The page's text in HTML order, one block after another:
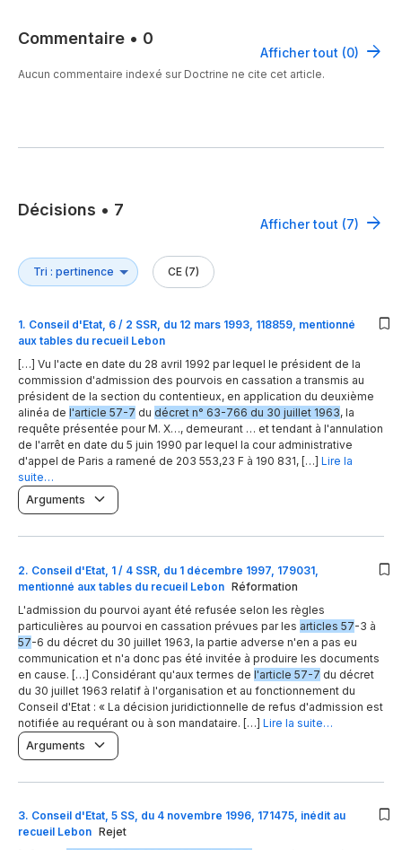
Commentaire • 0
Afficher tout (0)
Aucun commentaire indexé sur Doctrine ne cite cet article.
Décisions • 7
Afficher tout (7)
CE (7)
1. Conseil d'Etat, 6 / 2 SSR, du 12 mars 1993, 118859, mentionné
aux tables du recueil Lebon
[…] Vu l'acte en date du 28 avril 1992 par lequel le président de la
commission d'admission des pourvois en cassation a transmis au
président de la section du contentieux, en application du deuxième
alinéa de l'article 57-7 du décret n° 63-766 du 30 juillet 1963, la
requête présentée pour M. X…, demeurant … et tendant à l'annulation
de l'arrêt en date du 5 juin 1990 par lequel la cour administrative
d'appel de Paris a ramené de 203 553,23 F à 190 831, […] Lire la
suite…
Arguments
2. Conseil d'Etat, 1 / 4 SSR, du 1 décembre 1997, 179031,
mentionné aux tables du recueil Lebon Réformation
L'admission du pourvoi ayant été refusée selon les règles
particulières au pourvoi en cassation prévues par les articles 57-3 à
57-6 du décret du 30 juillet 1963, la partie adverse n'en a pas eu
communication et n'a donc pas été invitée à produire les documents
en cause. […] Considérant qu'aux termes de l'article 57-7 du décret
du 30 juillet 1963 relatif à l'organisation et au fonctionnement du
Conseil d'Etat : « La décision juridictionnelle de refus d'admission est
notifiée au requérant ou à son mandataire. […] Lire la suite…
Arguments
3. Conseil d'Etat, 5 SS, du 4 novembre 1996, 171475, inédit au
recueil Lebon Rejet